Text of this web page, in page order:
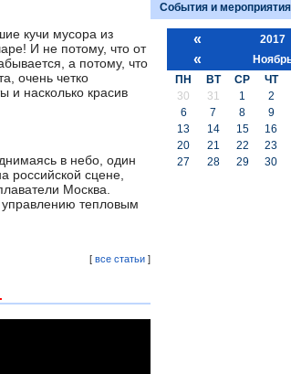
кучи мусора из
И не потому, что от
а потому, что
очень четко
и насколько красив
в небо, один
российской сцене,
Москва.
тепловым
[ все статьи ]
События и мероприятия
« 2017
«
ПН ВТ СР ЧТ
30
31 1 2
6
7 8 9
13
14 15 16
20
21 22 23
27
28 29 30